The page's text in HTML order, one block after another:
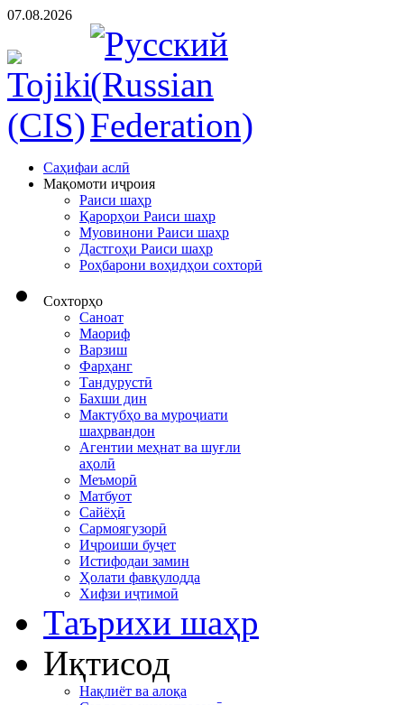
07.08.2026
Cаҳифаи аслӣ
Мақомоти иҷроия
Раиси шаҳр
Қарорҳои Раиси шаҳр
Муовинони Раиси шаҳр
Дастгоҳи Раиси шаҳр
Роҳбарони воҳидҳои сохторӣ
Сохторҳо
Саноат
Маориф
Варзиш
Фарҳанг
Тандурустӣ
Бахши дин
Мактубҳо ва муроҷиати
шаҳрвандон
Агентии меҳнат ва шуғли
аҳолӣ
Меъморӣ
Матбуот
Сайёҳӣ
Сармоягузорӣ
Иҷроиши буҷет
Истифодаи замин
Ҳолати фавқулодда
Хифзи иҷтимоӣ
Таърихи шаҳр
Иқтисод
Нақлиёт ва алоқа